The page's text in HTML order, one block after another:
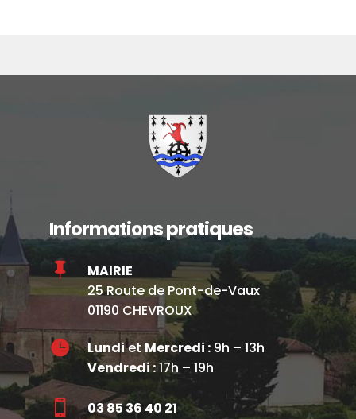
Informations pratiques

MAIRIE
25 Route de Pont-de-Vaux
01190 CHEVROUX
 Lundiet Mercredi :9h – 13h
Vendredi :17h – 19h
 03 85 36 40 21